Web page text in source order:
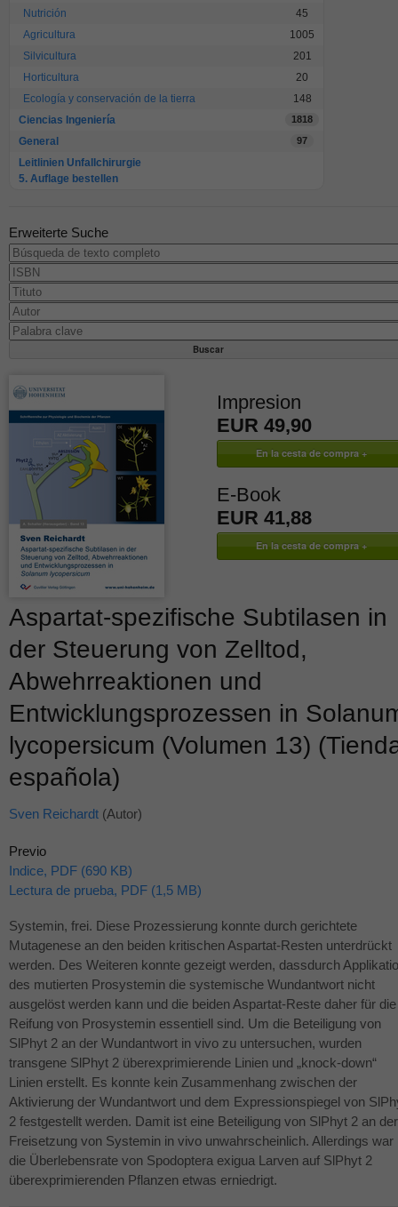
Nutrición
45
Agricultura
1005
Silvicultura
201
Horticultura
20
Ecología y conservación de la tierra
148
Ciencias Ingeniería
1818
General 97
Leitlinien Unfallchirurgie
5. Auflage bestellen
Erweiterte Suche
Impresion
EUR 49,90
E-Book
EUR 41,88
Aspartat-spezifische Subtilasen in
der Steuerung von Zelltod,
Abwehrreaktionen und
Entwicklungsprozessen in
lycopersicum (Volumen 13)
española)
Sven Reichardt (Autor)
Previo
Indice, PDF (690 KB)
Lectura de prueba, PDF (1,5 MB)
Systemin, frei. Diese Prozessierung konnte durch gerichtete
Mutagenese an den beiden kritischen Aspartat-Resten unterdrückt
werden. Des Weiteren konnte gezeigt werden, dassdurch
des mutierten Prosystemin die systemische Wundantwort nicht
ausgelöst werden kann und die beiden Aspartat-Reste daher für die
Reifung von Prosystemin essentiell sind. Um die Beteiligung von
SlPhyt 2 an der Wundantwort in vivo zu untersuchen, wurden
transgene SlPhyt 2 überexprimierende Linien und „knock-down“
Linien erstellt. Es konnte kein Zusammenhang zwischen der
Aktivierung der Wundantwort und dem Expressionspiegel von
2 festgestellt werden. Damit ist eine Beteiligung von SlPhyt 2 an der
Freisetzung von Systemin in vivo unwahrscheinlich. Allerdings war
die Überlebensrate von Spodoptera exigua Larven auf SlPhyt 2
überexprimierenden Pflanzen etwas erniedrigt.